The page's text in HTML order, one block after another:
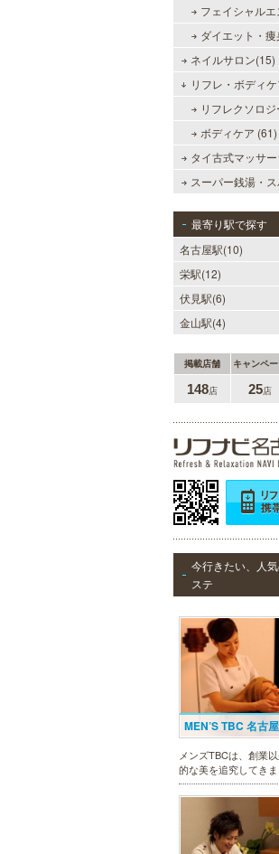
フェイシャル
ダイエット・
ネイルサロン(15)
リフレ・ボディ
リフレクソロ
ボディケア (61)
タイ古式マッサ
スーパー銭湯・
最寄り駅で探す
名古屋駅(10)
栄駅(12)
伏見駅(6)
金山駅(4)
掲載店舗 キャンペ
148店 25店
今行きたい、人
ステ
MEN’S TBC 名古
メンズTBCは、創業
的な美を追究してきま
脱毛メニューを始め
ケア、下腹引き締め
体験コースを取り揃
べる種類の多さで初
です。